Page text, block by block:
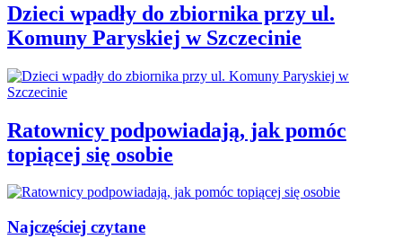
Dzieci wpadły do zbiornika przy ul.
Komuny Paryskiej w Szczecinie
Ratownicy podpowiadają, jak pomóc
topiącej się osobie
Najczęściej czytane